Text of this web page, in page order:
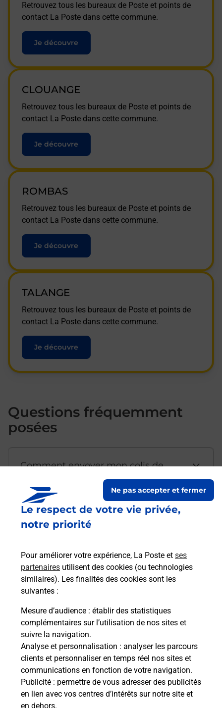
Le respect de votre vie privée,
notre priorité
Pour améliorer votre expérience, La Poste et ses
partenaires utilisent des cookies (ou technologies
similaires). Les finalités des cookies sont les
suivantes :
Mesure d’audience : établir des statistiques
complémentaires sur l’utilisation de nos sites et
suivre la navigation.
Analyse et personnalisation : analyser les parcours
clients et personnaliser en temps réel nos sites et
communications en fonction de votre navigation.
Publicité : permettre de vous adresser des publicités
en lien avec vos centres d’intérêts sur notre site et
en dehors.
Ne pas accepter et fermer
Retrouvez tous les bureaux de Poste et points de
contact La Poste dans cette commune.
Je découvre
CLOUANGE
Retrouvez tous les bureaux de Poste et points de
contact La Poste dans cette commune.
Je découvre
ROMBAS
Retrouvez tous les bureaux de Poste et points de
contact La Poste dans cette commune.
Je découvre
TALANGE
Retrouvez tous les bureaux de Poste et points de
contact La Poste dans cette commune.
Je découvre
Questions fréquemment
posées
Comment envoyer mon colis de
Est-il possible d’acheter un
emballage directement depuis un
Comment demander une
modification de livraison ?
Comment La Poste participe-t-elle
à votre sécurité au quotidien ?
Puis-je passer mon code de la route
avec La Poste et sous quelles
conditions ?